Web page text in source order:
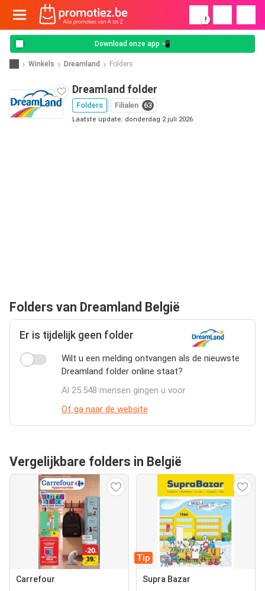
!
Download onze app 📲
Winkels Dreamland Folders
Dreamland folder
Folders Filialen 63
Laatste update: donderdag 2 juli 2026
Folders van Dreamland België
Er is tijdelijk geen folder
Wilt u een melding ontvangen als de nieuwste
Dreamland folder online staat?
Al 25.548 mensen gingen u voor
Of ga naar de website
Vergelijkbare folders in België
Carrefour
Tip
Supra Bazar